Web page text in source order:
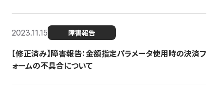
2023.11.15 障害報告
【修正済み】障害報告：金額指定パラメータ使用時の決済フ
ォームの不具合について